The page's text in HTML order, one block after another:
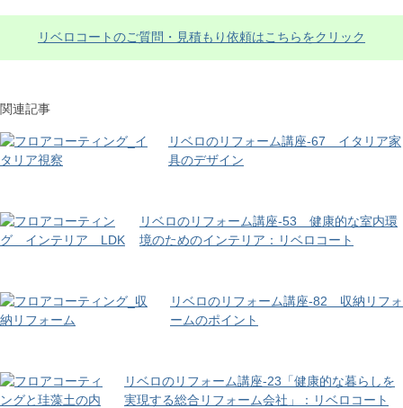
リベロコートのご質問・見積もり依頼はこちらをクリック
関連記事
リベロのリフォーム講座-67 イタリア家
具のデザイン
リベロのリフォーム講座-53 健康的な室内環
境のためのインテリア：リベロコート
リベロのリフォーム講座-82 収納リフォ
ームのポイント
リベロのリフォーム講座-23「健康的な暮らしを
実現する総合リフォーム会社」：リベロコート